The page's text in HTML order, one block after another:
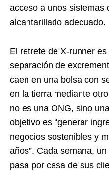
acceso a unos sistemas
alcantarillado adecuado.
El retrete de X-runner
separación de
caen en una bolsa con
en la tierra mediante
no es una ONG, sino
objetivo es “generar
negocios sostenibles y
años”. Cada semana,
pasa por casa de sus